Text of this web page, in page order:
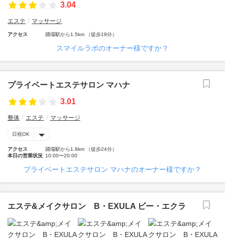
3.04
エステ マッサージ
アクセス 踊場駅から1.5km （徒歩19分）
スマイルラボのオーナー様ですか？
プライベートエステサロン マハナ
3.01
整体 エステ マッサージ
日祝OK
アクセス
踊場駅から1.8km （徒歩24分）
本日の営業状況 10:00〜20:00
プライベートエステサロン マハナのオーナー様ですか？
エステ&メイクサロン B・EXULA ビー・エクラ